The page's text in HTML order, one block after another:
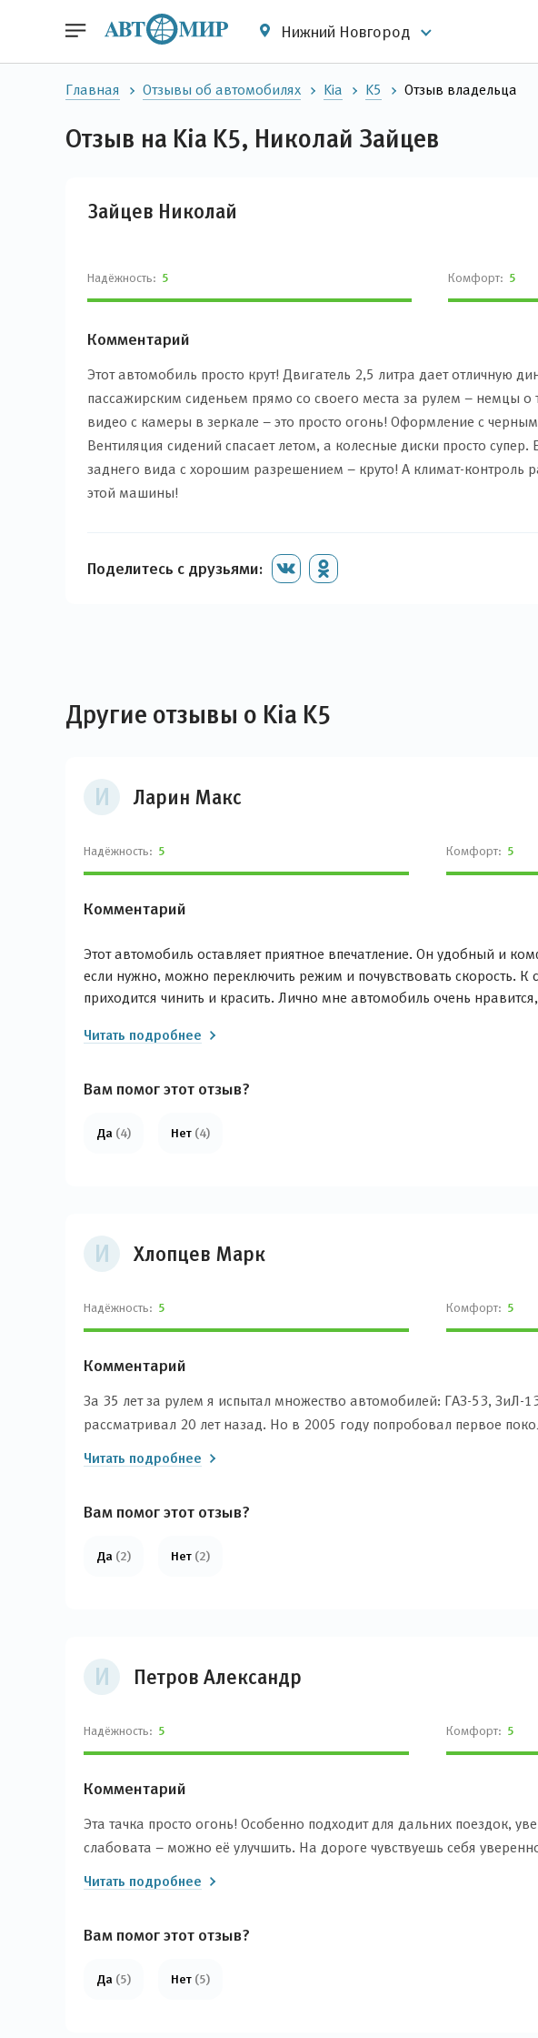
Нижний Новгород
Главная Отзывы об автомобилях Kia K5 Отзыв владельца
Отзыв на Kia K5, Николай Зайцев
Зайцев Николай
Надёжность: 5 Комфорт: 5
Комментарий
Этот автомобиль просто крут! Двигатель 2,5 литра дает отличную
пассажирским сиденьем прямо со своего места за рулем – немцы
видео с камеры в зеркале – это просто огонь! Оформление с
Вентиляция сидений спасает летом, а колесные диски просто
заднего вида с хорошим разрешением – круто! А климат-контроль
этой машины!
Поделитесь с друзьями:
Другие отзывы о Kia K5
И Ларин Макс
Надёжность: 5 Комфорт: 5
Комментарий
Этот автомобиль оставляет приятное впечатление. Он удобный и
если нужно, можно переключить режим и почувствовать скорость.
приходится чинить и красить. Лично мне автомобиль очень
Читать подробнее
Вам помог этот отзыв?
Да (4) Нет (4)
И Хлопцев Марк
Надёжность: 5 Комфорт: 5
Комментарий
За 35 лет за рулем я испытал множество автомобилей: ГАЗ-53, ЗиЛ-
рассматривал 20 лет назад. Но в 2005 году попробовал первое
Hyundai Sonata, даже Mercedes E200. Да, мерс — это мерс, но K5
Читать подробнее
Вам помог этот отзыв?
Да (2) Нет (2)
И Петров Александр
Надёжность: 5 Комфорт: 5
Комментарий
Эта тачка просто огонь! Особенно подходит для дальних поездок,
слабовата – можно её улучшить. На дороге чувствуешь себя
говорят, что авто для такси нужна надежность, а этот автомобиль
Читать подробнее
Вам помог этот отзыв?
Да (5) Нет (5)